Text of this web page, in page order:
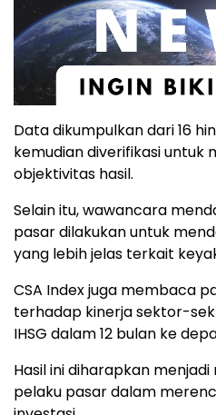
Data dikumpulkan dari 16
kemudian diverifikasi untuk
objektivitas hasil.
Selain itu, wawancara
pasar dilakukan untuk
yang lebih jelas terkait
CSA Index juga membaca
terhadap kinerja sektor-
IHSG dalam 12 bulan ke
Hasil ini diharapkan
pelaku pasar dalam